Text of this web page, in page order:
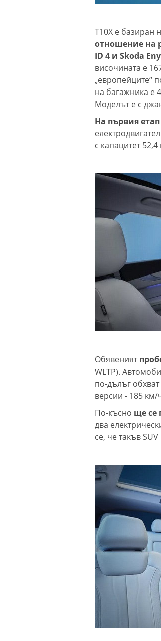
T10X е базиран
отношение на
ID 4 и Skoda
височината е
„европейците“
на багажника е
Моделът е с
На първия
с капацитет
Обявеният
WLTP).
по-дълъг
версии - 185 км/
По-късно ще се
два
се, че такъв